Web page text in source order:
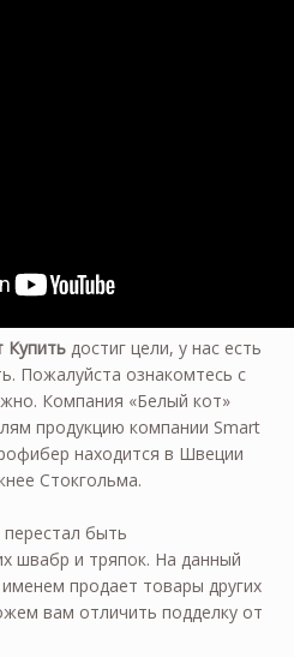
Купить достиг цели, у нас есть
Пожалуйста ознакомтесь с
Компания «Белый кот»
продукцию компании Smart
находится в Швеции
Стокгольма.
быть
швабр и тряпок. На данный
продает товары других
вам отличить подделку от